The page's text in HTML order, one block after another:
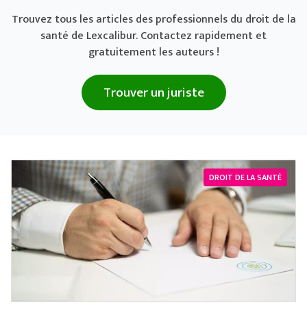
Trouvez tous les articles des professionnels du droit de la
santé de Lexcalibur. Contactez rapidement et
gratuitement les auteurs !
Trouver un juriste
DROIT DE LA SANTÉ